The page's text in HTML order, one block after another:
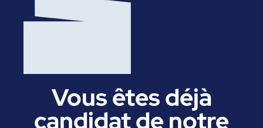
Vous êtes déjà
candidat de notre